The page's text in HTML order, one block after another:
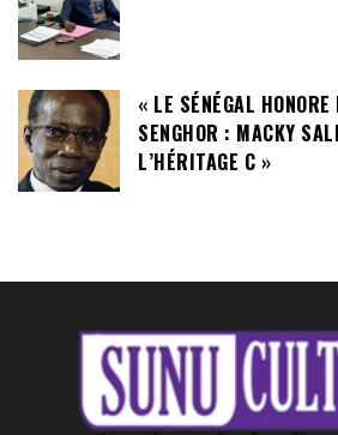
« LE SÉNÉGAL
SENGHOR : MACKY
L’HÉRITAGE C »